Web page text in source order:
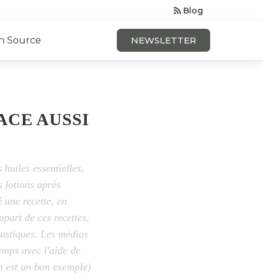
Blog
Source NEWSLETTER
AUSSI
essentielles,
lotions après
recette, en
de ces recettes,
Les médias
avec l'aide de
un bon exemple)